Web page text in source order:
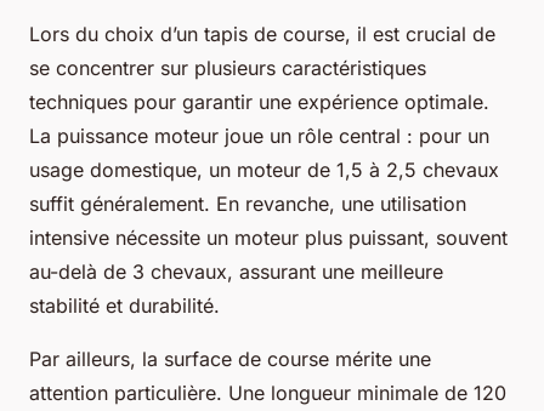
Lors du choix d’un tapis de course, il est crucial de
se concentrer sur plusieurs caractéristiques
techniques pour garantir une expérience optimale.
La puissance moteur joue un rôle central : pour un
usage domestique, un moteur de 1,5 à 2,5 chevaux
suffit généralement. En revanche, une utilisation
intensive nécessite un moteur plus puissant, souvent
au-delà de 3 chevaux, assurant une meilleure
stabilité et durabilité.
Par ailleurs, la surface de course mérite une
attention particulière. Une longueur minimale de 120